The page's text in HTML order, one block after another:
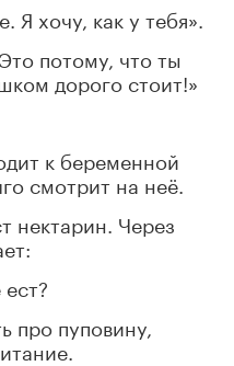
Я хочу, как у тебя».
потому, что ты
дорого стоит!»
к беременной
смотрит на неё.
нектарин. Через
про пуповину,